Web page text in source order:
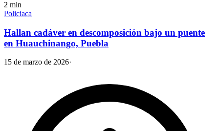
2 min
Policiaca
Hallan cadáver en descomposición bajo un puente
en Huauchinango, Puebla
15 de marzo de 2026·